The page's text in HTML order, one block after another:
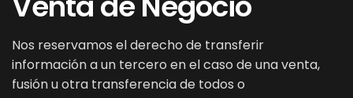
Nos reservamos el derecho de transferir
información a un tercero en el caso de una venta,
fusión u otra transferencia de todos o